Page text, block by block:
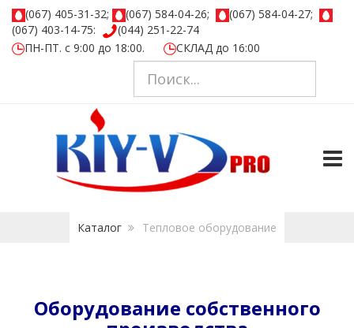
(067) 405-31-32; (067) 584-04-26;
(067) 584-04-27;
(067) 403-14-75:
(044) 251-22-74
ПН-ПТ. с 9:00 до 18:00.
СКЛАД до 16:00
Каталог Тепловое оборудование
Оборудование собственного